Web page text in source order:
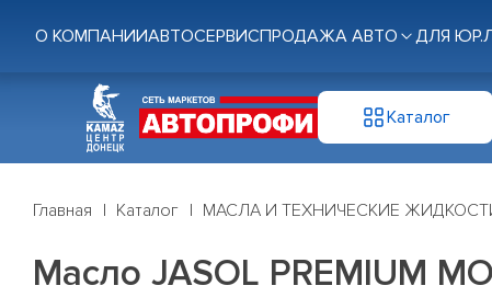
О КОМПАНИИАВТОСЕРВИСПРОДАЖА АВТО ДЛЯ
Каталог
Главная Каталог МАСЛА И ТЕХНИЧЕСКИЕ
Масло JASOL PREMIUM